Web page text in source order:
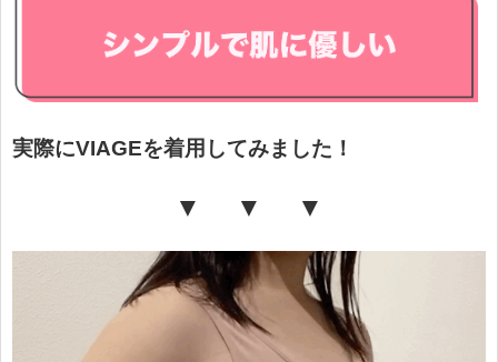
実際にVIAGEを着用してみました！
▼ ▼ ▼